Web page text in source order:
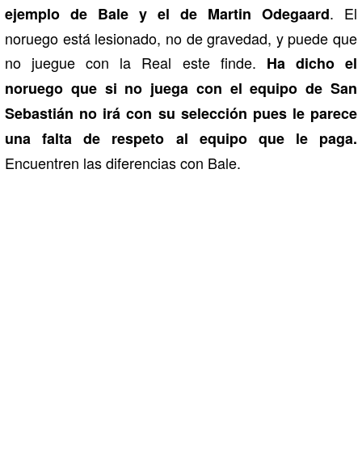
ejemplo de Bale y el de Martin Odegaard. El
noruego está lesionado, no de gravedad, y puede que
no juegue con la Real este finde. Ha dicho el
noruego que si no juega con el equipo de San
Sebastián no irá con su selección pues le parece
una falta de respeto al equipo que le paga.
Encuentren las diferencias con Bale.